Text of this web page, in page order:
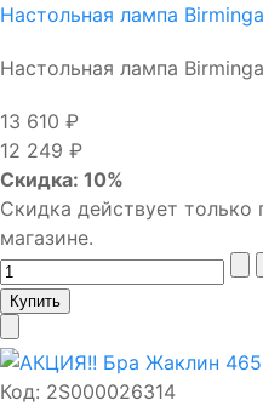
Настольная лампа
Настольная лампа
13 610 ₽
12 249 ₽
Скидка: 10%
Скидка действует только
магазине.
Код: 2S000026314